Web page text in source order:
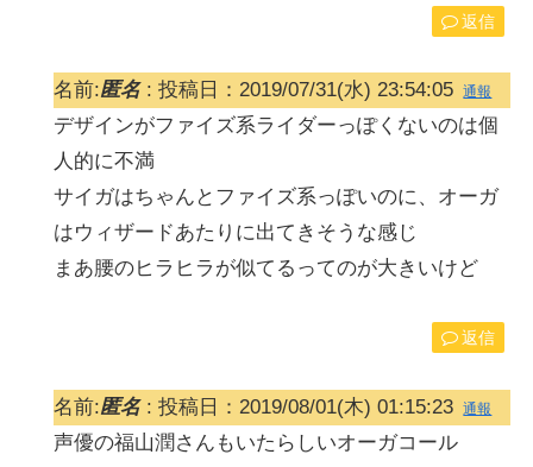
返信
名前:匿名: 投稿日：2019/07/31(水) 23:54:05 通報
デザインがファイズ系ライダーっぽくないのは個
人的に不満
サイガはちゃんとファイズ系っぽいのに、オーガ
はウィザードあたりに出てきそうな感じ
まあ腰のヒラヒラが似てるってのが大きいけど
返信
名前:匿名: 投稿日：2019/08/01(木) 01:15:23 通報
声優の福山潤さんもいたらしいオーガコール